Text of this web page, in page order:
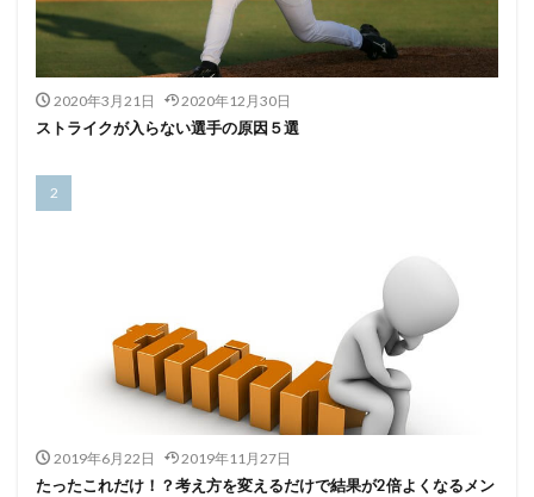
2020年3月21日 2020年12月30日
ストライクが入らない選手の原因５選
2019年6月22日 2019年11月27日
たったこれだけ！？考え方を変えるだけで結果が2倍よくなるメン